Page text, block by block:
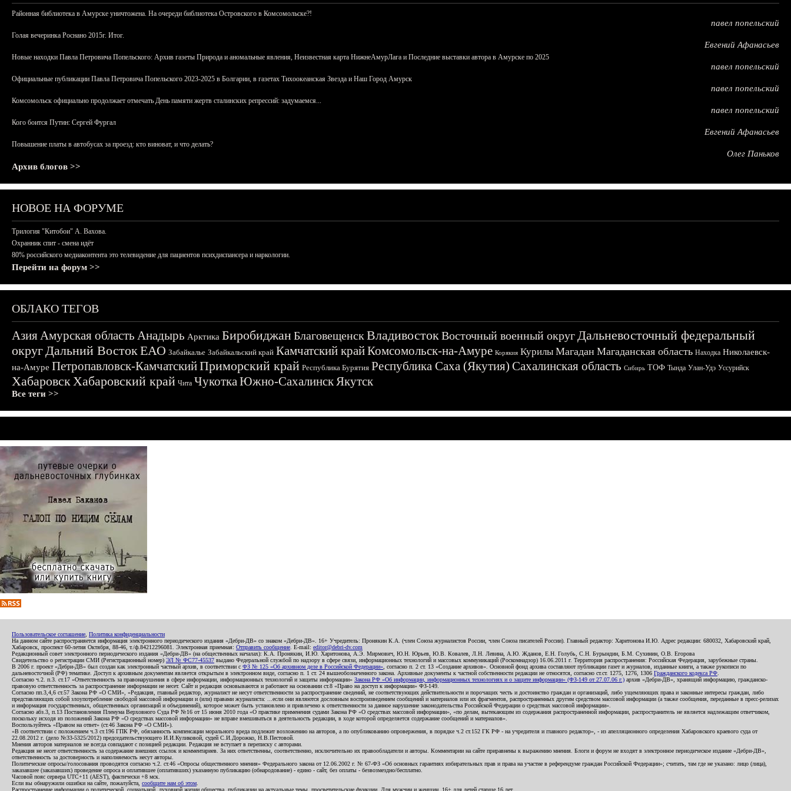
Районная библиотека в Амурске уничтожена. На очереди библиотека Островского в Комсомольске?!
павел попельский
Голая вечеринка Роснано 2015г. Итог.
Евгений Афанасьев
Новые находки Павла Петровича Попельского: Архив газеты Природа и аномальные явления, Неизвестная карта НижнеАмурЛага и Последние выставки автора в Амурске по 2025
павел попельский
Официальные публикации Павла Петровича Попельского 2023-2025 в Болгарии, в газетах Тихоокеанская Звезда и Наш Город Амурск
павел попельский
Комсомольск официально продолжает отмечать День памяти жертв сталинских репрессий: задумаемся...
павел попельский
Кого боится Путин: Сергей Фургал
Евгений Афанасьев
Повышение платы в автобусах за проезд: кто виноват, и что делать?
Олег Паньков
Архив блогов >>
НОВОЕ НА ФОРУМЕ
Трилогия "Китобои" А. Вахова.
Охранник спит - смена идёт
80% российского медиаконтента это телевидение для пациентов психдиспансера и наркологии.
Перейти на форум >>
ОБЛАКО ТЕГОВ
АзияАмурская область Анадырь Арктика БиробиджанБлаговещенскВладивостокВосточный военный округДальневосточный федеральный
округДальний ВостокЕАО Забайкалье Забайкальский край Камчатский крайКомсомольск-на-Амуре Корякия Курилы Магадан Магаданская область Находка Николаевск-
на-Амуре Петропавловск-КамчатскийПриморский край Республика Бурятия Республика Саха (Якутия) Сахалинская область Сибирь ТОФ Тында Улан-Удэ Уссурийск
ХабаровскХабаровский край Чита ЧукоткаЮжно-СахалинскЯкутск
Все теги >>
Пользовательское соглашение Политика конфиденциальности
На данном сайте распространяется информация электронного периодического издания «Дебри-ДВ» со знаком «Дебри-ДВ». 16+ Учредитель: Пронякин К.А. (член Союза журналистов России, член Союза писателей России). Главный редактор: Харитонова И.Ю. Адрес редакции: 680032, Хабаровский край,
Хабаровск, проспект 60-летия Октября, 88-46, т./ф.84212296081. Электронная приемная: Отправить сообщение . E-mail: editor@debri-dv.com
Редакционный совет электронного периодического издания «Дебри-ДВ» (на общественных началах): К.А. Пронякин, И.Ю. Харитонова, А.Э. Мирмович, Ю.Н. Юрьев, Ю.В. Ковалев, Л.Н. Левина, А.Ю. Жданов, Е.Н. Голубь, С.Н. Бурындин, Б.М. Сухинин, О.В. Егорова
Свидетельство о регистрации СМИ (Регистрационный номер) ЭЛ № ФС77-45537 выдано Федеральной службой по надзору в сфере связи, информационных технологий и массовых коммуникаций (Роскомнадзор) 16.06.2011 г. Территория распространения: Российская Федерация, зарубежные страны.
В 2006 г. проект «Дебри-ДВ» был создан как электронный частный архив, в соответствии с ФЗ № 125 «Об архивном деле в Российской Федерации» , согласно п. 2 ст. 13 «Создание архивов». Основной фонд архива составляют публикации газет и журналов, изданные книги, а также рукописи по
дальневосточной (РФ) тематике. Доступ к архивным документам является открытым в электронном виде, согласно п. 1 ст. 24 вышеобозначенного закона. Архивные документы к частной собственности редакции не относятся, согласно ст.ст. 1275, 1276, 1306 Гражданского кодекса РФ
Согласно ч.2. п.3. ст.17 «Ответственность за правонарушения в сфере информации, информационных технологий и защиты информации» Закона РФ «Об информации, информационных технологиях и о защите информации» (ФЗ-149 от 27.07.06 г.) архив «Дебри-ДВ», хранящий информацию, гражданско-
правовую ответственность за распространение информации не несет. Сайт и редакция основываются и работают на основании ст.8 «Право на доступ к информации» ФЗ-149.
Согласно пп.3,4,6 ст.57 Закона РФ «О СМИ», «Редакция, главный редактор, журналист не несут ответственности за распространение сведений, не соответствующих действительности и порочащих честь и достоинство граждан и организаций, либо ущемляющих права и законные интересы граждан, либо
представляющих собой злоупотребление свободой массовой информации и (или) правами журналиста: ...если они являются дословным воспроизведением сообщений и материалов или их фрагментов, распространенных другим средством массовой информации (а также сообщения, переданные в пресс-релизах
и информация государственных, общественных организаций и объединений), которое может быть установлено и привлечено к ответственности за данное нарушение законодательства Российской Федерации о средствах массовой информации».
Согласно абз.3, п.13 Постановления Пленума Верховного Суда РФ №16 от 15 июня 2010 года «О практике применения судами Закона РФ «О средствах массовой информации», «по делам, вытекающим из содержания распространенной информации, распространитель не является надлежащим ответчиком,
поскольку исходя из положений Закона РФ «О средствах массовой информации» не вправе вмешиваться в деятельность редакции, в ходе которой определяется содержание сообщений и материалов».
Воспользуйтесь «Правом на ответ» (ст.46 Закона РФ «О СМИ»).
«В соответствии с положением ч.3 ст.196 ГПК РФ, обязанность компенсации морального вреда подлежит возложению на авторов, а по опубликованию опровержения, в порядке ч.2 ст.152 ГК РФ - на учредителя и главного редактор», - из апелляционного определения Хабаровского краевого суда от
22.08.2012 г. (дело №33-5325/2012) председательствующего И.И.Куликовой, судей С.И.Дорожко, Н.В.Пестовой.
Мнения авторов материалов не всегда совпадают с позицией редакции. Редакция не вступает в переписку с авторами.
Редакция не несет ответственность за содержание внешних ссылок и комментариев. За них ответственны, соответственно, исключительно их правообладатели и авторы. Комментарии на сайте приравнены к выражению мнения. Блоги и форум не входят в электронное периодическое издание «Дебри-ДВ»,
ответственность за достоверность и наполняемость несут авторы.
Политические опросы/голосования проводятся согласно ч.2. ст.46 «Опросы общественного мнения» Федерального закона от 12.06.2002 г. № 67-ФЗ «Об основных гарантиях избирательных прав и права на участие в референдуме граждан Российской Федерации»; считать, там где не указано: лицо (лица),
заказавшее (заказавших) проведение опроса и оплатившее (оплативших) указанную публикацию (обнародование) - едино - сайт, без оплаты - безвозмездно/бесплатно.
Часовой пояс сервера UTC+11 (AEST), фактически +8 мск.
Если вы обнаружили ошибки на сайте, пожалуйста, сообщите нам об этом
Распространение информации о политической, социальной, духовной жизни общества, публикации на актуальные темы, просветительские функции. Для мужчин и женщин. 16+ для детей старше 16 лет.